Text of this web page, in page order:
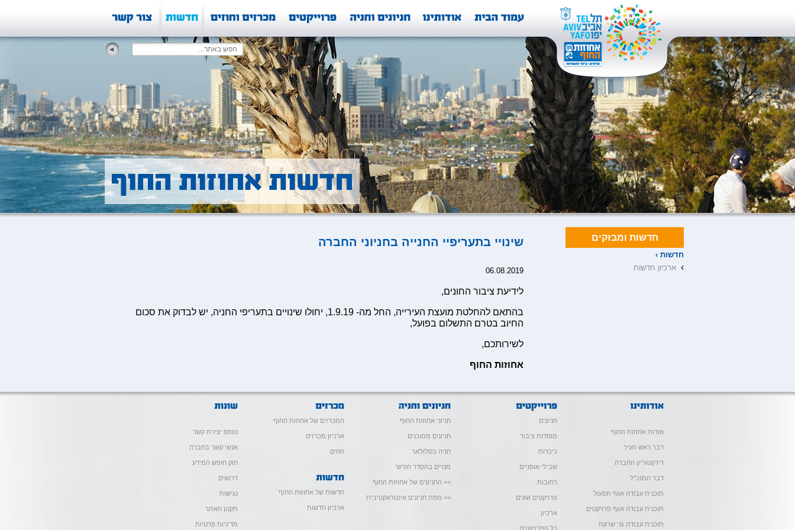
חדשות ומבזקים
חדשות ›
› ארכיון חדשות
שינויי בתעריפיי החנייה בחניוני החברה
06.08.2019
לידיעת ציבור החונים,
בהתאם להחלטת מועצת העירייה, החל מה- 1.9.19, יחולו שינויים בתעריפי החניה, יש לבדוק את סכום
החיוב בטרם התשלום בפועל,
לשירותכם,
אחוזות החוף
אודות אחוזות החוף
דבר ראש העיר
דירקטוריון החברה
דבר המנכ"ל
תוכנית עבודה אגף תפעול
תוכנית עבודה אגף פרויקטים
תוכנית עבודה גני שרונה
חניונים
מוסדות ציבור
כיכרות
שבילי אופניים
רחובות
פרויקטים שונים
ארכיון
כל הפרויקטים
חניוני אחוזות החוף
חניונים ממוכנים
חניה בסלולאר
מנויים בהסדר חודשי
>> החניונים של אחוזות החוף
>> מפת חניונים אינטראקטיבית
המכרזים של אחוזות החוף
ארכיון מכרזים
חוזים
חדשות של אחוזות החוף
ארכיון חדשות
טופס יצירת קשר
אנשי קשר בחברה
חוק חופש המידע
דרושים
נגישות
תקנון האתר
מדיניות פרטיות